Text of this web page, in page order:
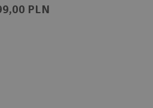
PLN